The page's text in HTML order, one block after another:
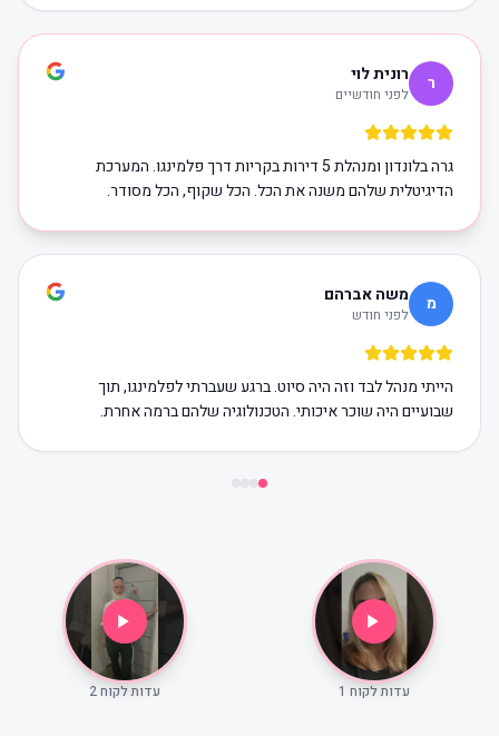
ר רונית לוי
לפני חודשיים
גרה בלונדון ומנהלת 5 דירות בקריות דרך פלמינגו. המערכת
הדיגיטלית שלהם משנה את הכל. הכל שקוף, הכל מסודר.
מ משה אברהם
לפני חודש
הייתי מנהל לבד וזה היה סיוט. ברגע שעברתי לפלמינגו, תוך
שבועיים היה שוכר איכותי. הטכנולוגיה שלהם ברמה אחרת.
עדות לקוח 1 עדות לקוח 2